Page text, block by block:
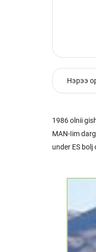
1986 olnii
MAN-Iim
under ES